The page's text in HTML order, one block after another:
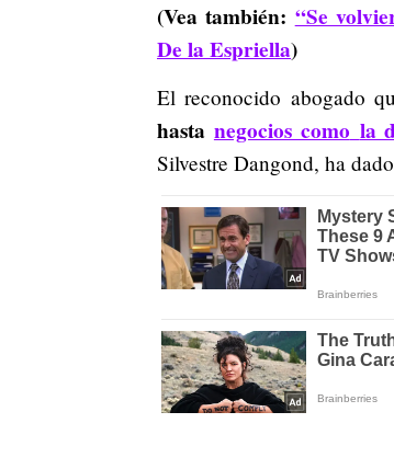
(Vea también: “Se
De la Espriella)
El reconocido abogado
hasta negocios como la
Silvestre Dangond, ha